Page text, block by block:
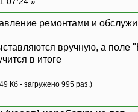
ремонтами и
вручную, а
в итоге
Кб - загружено 995 раз.)